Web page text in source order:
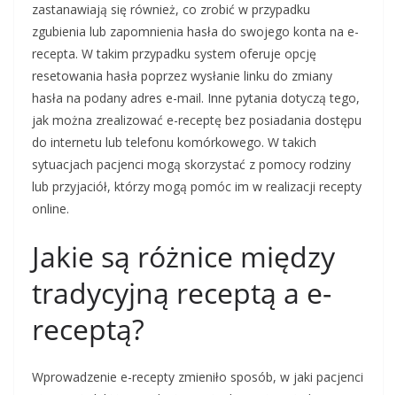
zastanawiają się również, co zrobić w przypadku
zgubienia lub zapomnienia hasła do swojego konta na e-
recepta. W takim przypadku system oferuje opcję
resetowania hasła poprzez wysłanie linku do zmiany
hasła na podany adres e-mail. Inne pytania dotyczą tego,
jak można zrealizować e-receptę bez posiadania dostępu
do internetu lub telefonu komórkowego. W takich
sytuacjach pacjenci mogą skorzystać z pomocy rodziny
lub przyjaciół, którzy mogą pomóc im w realizacji recepty
online.
Jakie są różnice między
tradycyjną receptą a e-
receptą?
Wprowadzenie e-recepty zmieniło sposób, w jaki pacjenci